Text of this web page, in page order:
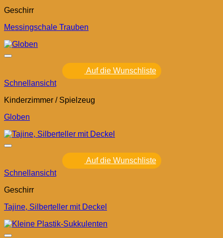
Geschirr
Messingschale Trauben
Auf die Wunschliste
Schnellansicht
Kinderzimmer / Spielzeug
Globen
Auf die Wunschliste
Schnellansicht
Geschirr
Tajine, Silberteller mit Deckel